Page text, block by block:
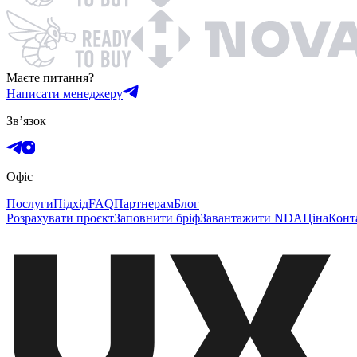
Маєте питання?
Написати менеджеру
Зв’язок
Офіс
ПослугиПідхідFAQПартнерамБлог
Розрахувати проєктЗаповнити бріфЗавантажити NDAЦіна